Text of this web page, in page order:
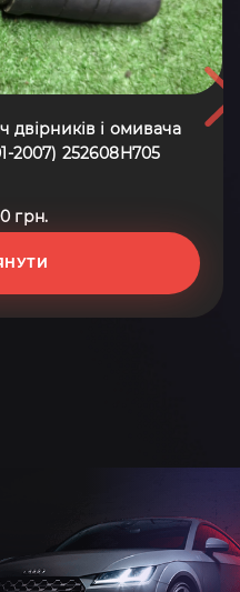
і омивача
2007) 252608H705
грн.